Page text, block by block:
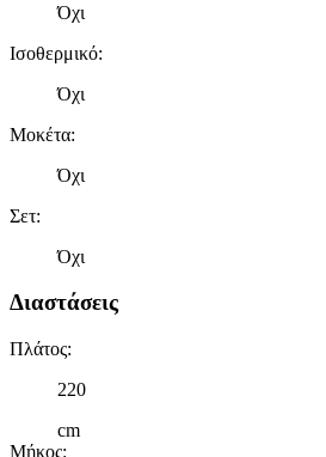
Όχι
Ισοθερμικό:
Όχι
Μοκέτα:
Όχι
Σετ:
Όχι
Διαστάσεις
Πλάτος:
220
cm
Μήκος: